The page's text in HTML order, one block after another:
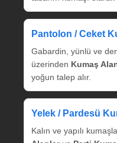
Pantolon / Ceket
Gabardin, yünlü ve
üzerinden Kumaş
yoğun talep alır.
Yelek / Pardesü
Kalın ve yapılı